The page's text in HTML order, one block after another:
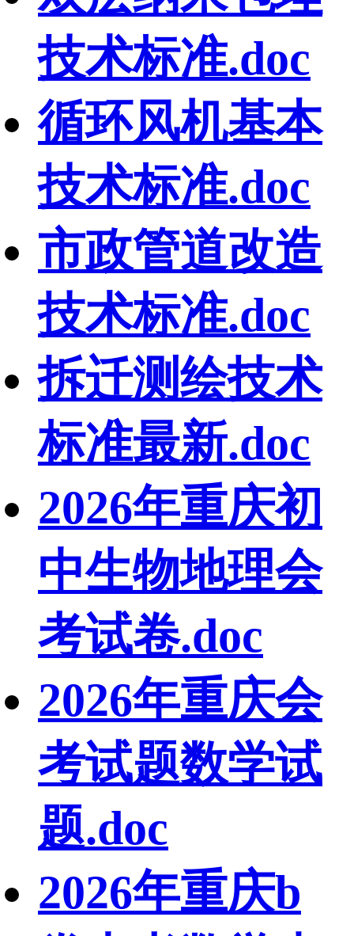
技术标准.doc
循环风机基本
技术标准.doc
市政管道改造
技术标准.doc
拆迁测绘技术
标准最新.doc
2026年重庆初
中生物地理会
考试卷.doc
2026年重庆会
考试题数学试
题.doc
2026年重庆b